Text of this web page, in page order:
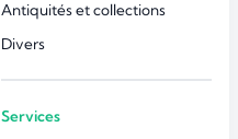
Antiquités et collections
Divers
Services